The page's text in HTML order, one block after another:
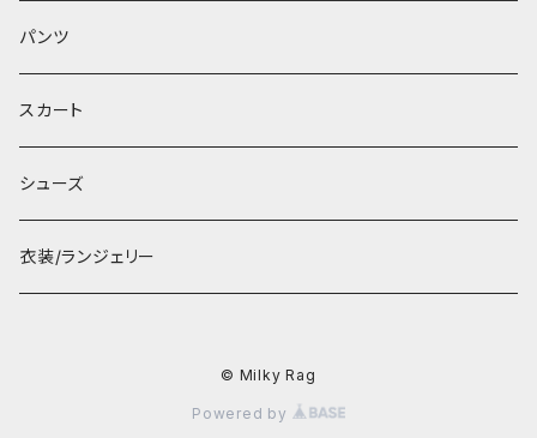
パンツ
スカート
シューズ
衣装/ランジェリー
© Milky Rag
Powered by